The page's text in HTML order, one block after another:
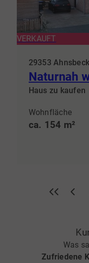
VERKAUFT
29353 Ahnsbeck
Haus zu kaufen
Wohnfläche
ca. 154 m²
« ‹
Was
Zufriedene